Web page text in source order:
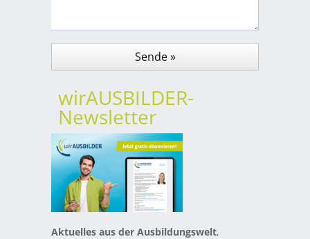
wirAUSBILDER-
Newsletter
Aktuelles aus der Ausbildungswelt,